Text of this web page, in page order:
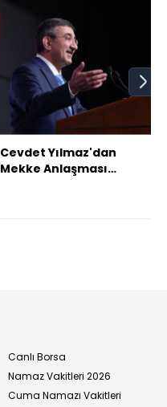
Cevdet Yılmaz'dan
Mekke Anlaşması
Canlı Borsa
Namaz Vakitleri 2026
Cuma Namazı Vakitleri